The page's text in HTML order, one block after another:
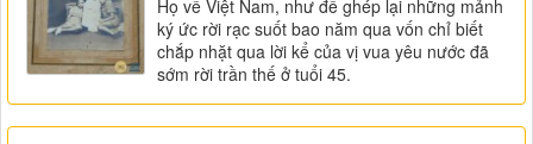
Họ về Việt Nam, như để ghép lại những mảnh
ký ức rời rạc suốt bao năm qua vốn chỉ biết
chắp nhặt qua lời kể của vị vua yêu nước đã
sớm rời trần thế ở tuổi 45.